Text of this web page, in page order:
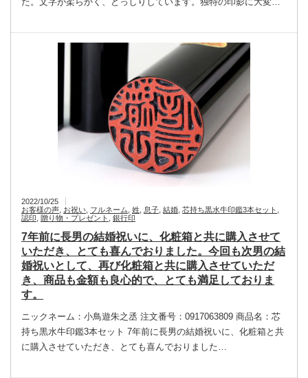
2022/10/25
お客様の声 お祝い フルネーム 姓 息子 結婚 芯持ち黒水牛印鑑3本セット
認印 贈り物・プレゼント 銀行印
7年前に長男の結婚祝いに、化粧箱と共に購入させて
いただき、とても喜んでおりました。今回も次男の結
婚祝いとして、再び化粧箱と共に購入させていただ
き、商品も金額も良心的で、とても満足しておりま
す。
ニックネーム：小鳥遊朱之丞 注文番号：0917063809 商品名：芯
持ち黒水牛印鑑3本セット 7年前に長男の結婚祝いに、化粧箱と共
に購入させていただき、とても喜んでおりました…